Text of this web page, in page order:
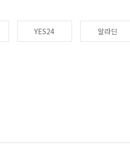
YES24 알라딘